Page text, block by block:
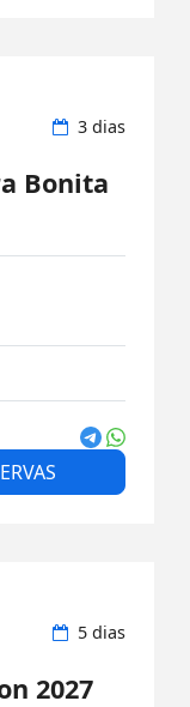
3 dias
Bonita
5 dias
2027